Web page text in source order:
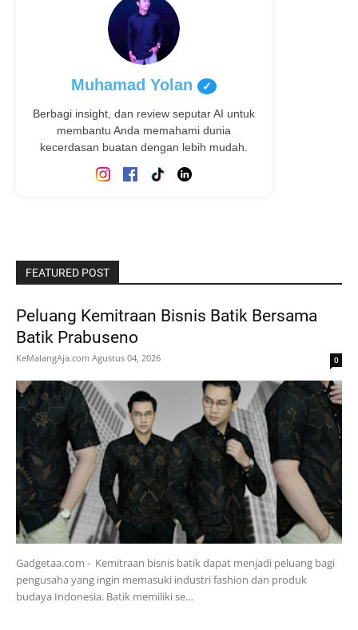
Muhamad Yolan ✓
Berbagi insight, dan review seputar AI untuk
membantu Anda memahami dunia
kecerdasan buatan dengan lebih mudah.
FEATURED POST
Peluang Kemitraan Bisnis Batik Bersama
Batik Prabuseno
KeMalangAja.com Agustus 04, 2026 0
Gadgetaa.com - Kemitraan bisnis batik dapat menjadi peluang bagi
pengusaha yang ingin memasuki industri fashion dan produk
budaya Indonesia. Batik memiliki se…